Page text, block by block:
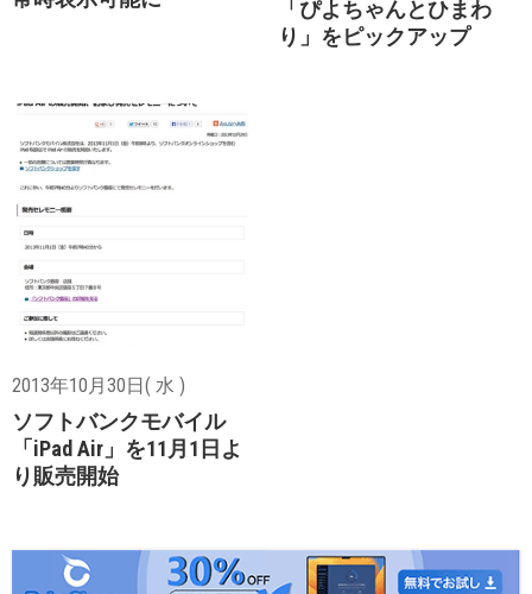
「ぴよちゃんとひまわ
り」をピックアップ
2013年10月30日( 水 )
ソフトバンクモバイル
「iPad Air」を11月1日よ
り販売開始